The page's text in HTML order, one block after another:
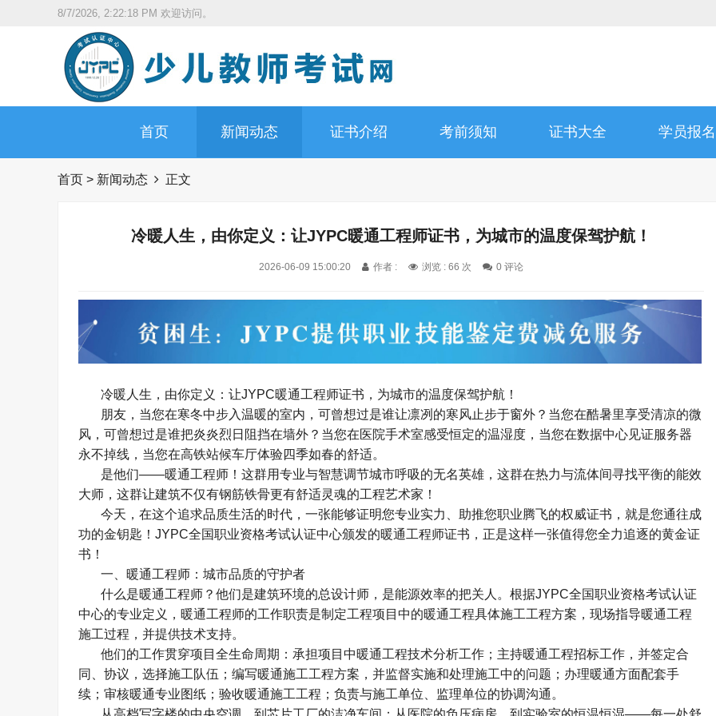
8/7/2026, 2:22:19 PM 欢迎访问。
首页 新闻动态 证书介绍 考前须知 证书大全 学员报名
首页 > 新闻动态 正文
冷暖人生，由你定义：让JYPC暖通工程师证书，为城市的温度保驾护航！
2026-06-09 15:00:20 作者 : 浏览 : 66 次 0 评论
冷暖人生，由你定义：让JYPC暖通工程师证书，为城市的温度保驾护航！
朋友，当您在寒冬中步入温暖的室内，可曾想过是谁让凛冽的寒风止步于窗外？当您在酷暑里享受清凉的微
风，可曾想过是谁把炎炎烈日阻挡在墙外？当您在医院手术室感受恒定的温湿度，当您在数据中心见证服务器
永不掉线，当您在高铁站候车厅体验四季如春的舒适。
是他们——暖通工程师！这群用专业与智慧调节城市呼吸的无名英雄，这群在热力与流体间寻找平衡的能效
大师，这群让建筑不仅有钢筋铁骨更有舒适灵魂的工程艺术家！
今天，在这个追求品质生活的时代，一张能够证明您专业实力、助推您职业腾飞的权威证书，就是您通往成
功的金钥匙！ JYPC全国职业资格考试认证中心颁发的暖通工程师证书，正是这样一张值得您全力追逐的黄金证
书！
一、暖通工程师：城市品质的守护者
什么是暖通工程师？他们是建筑环境的总设计师，是能源效率的把关人。根据JYPC全国职业资格考试认证
中心的专业定义，暖通工程师的工作职责是制定工程项目中的暖通工程具体施工工程方案，现场指导暖通工程
施工过程，并提供技术支持。
他们的工作贯穿项目全生命周期：承担项目中暖通工程技术分析工作；主持暖通工程招标工作，并签定合
同、协议，选择施工队伍；编写暖通施工工程方案，并监督实施和处理施工中的问题；办理暖通方面配套手
续；审核暖通专业图纸；验收暖通施工工程；负责与施工单位、监理单位的协调沟通。